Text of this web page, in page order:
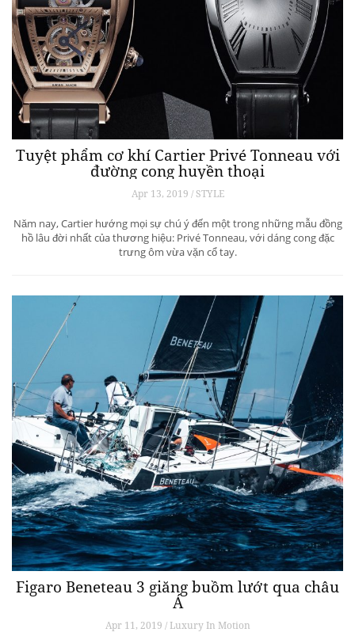
Tuyệt phẩm cơ khí Cartier Privé Tonneau với
đường cong huyền thoại
Apr 13, 2019 / STYLE
Năm nay, Cartier hướng mọi sự chú ý đến một trong những mẫu đồng
hồ lâu đời nhất của thương hiệu: Privé Tonneau, với dáng cong đặc
trưng ôm vừa vặn cổ tay.
Figaro Beneteau 3 giăng buồm lướt qua châu
Á
Apr 11, 2019 / Luxury In Motion